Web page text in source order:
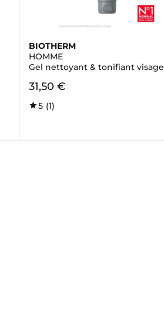
BIOTHERM
HOMME
Gel nettoyant & tonifiant visage
31,50 €
5 (1)